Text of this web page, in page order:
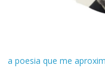
a poesia que me